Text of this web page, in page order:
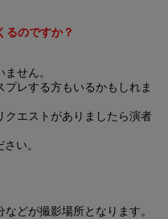
るのですか？
せん。
レする方もいるかもしれま
クエストがありましたら演者
い。
どが撮影場所となります。